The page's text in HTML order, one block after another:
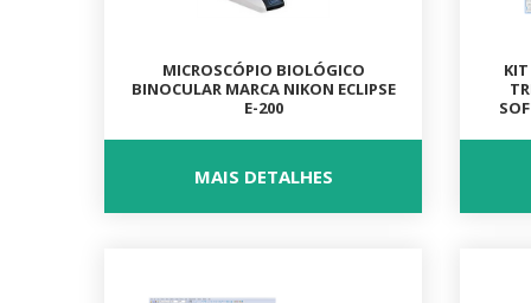
MICROSCÓPIO BIOLÓGICO
BINOCULAR MARCA NIKON ECLIPSE
E-200
MAIS DETALHES